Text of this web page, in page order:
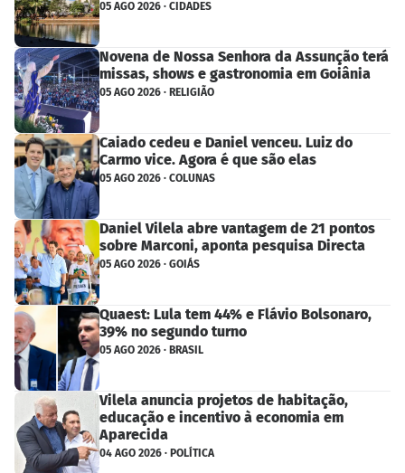
05 AGO 2026 · CIDADES
Novena de Nossa Senhora da Assunção terá
missas, shows e gastronomia em Goiânia
05 AGO 2026 · RELIGIÃO
Caiado cedeu e Daniel venceu. Luiz do
Carmo vice. Agora é que são elas
05 AGO 2026 · COLUNAS
Daniel Vilela abre vantagem de 21 pontos
sobre Marconi, aponta pesquisa Directa
05 AGO 2026 · GOIÁS
Quaest: Lula tem 44% e Flávio Bolsonaro,
39% no segundo turno
05 AGO 2026 · BRASIL
Vilela anuncia projetos de habitação,
educação e incentivo à economia em
Aparecida
04 AGO 2026 · POLÍTICA